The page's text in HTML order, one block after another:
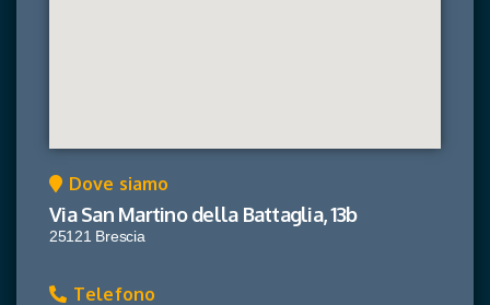
Dove siamo
Via San Martino della Battaglia, 13b
25121 Brescia
Telefono